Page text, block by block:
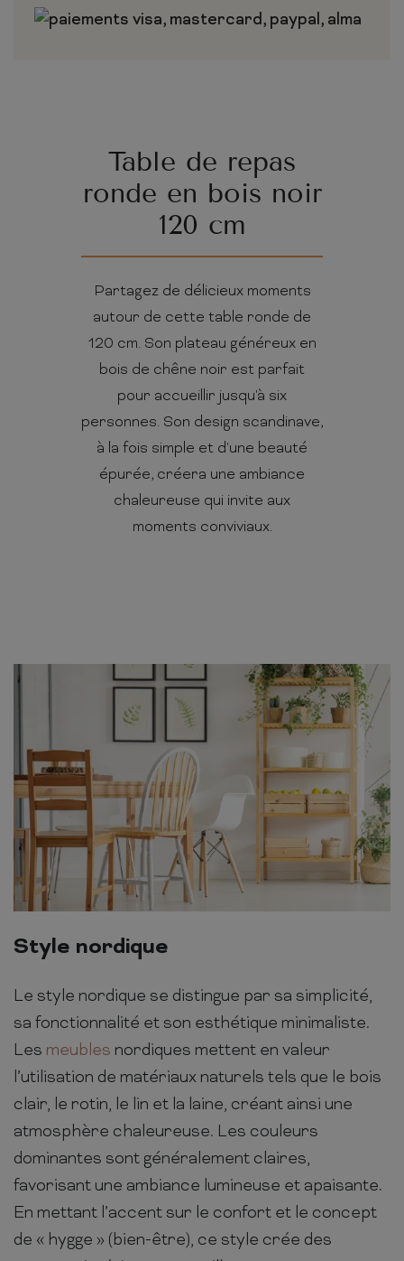
Table de repas
ronde en bois noir
120 cm
Partagez de délicieux moments
autour de cette table ronde de
120 cm. Son plateau généreux en
bois de chêne noir est parfait
pour accueillir jusqu'à six
personnes. Son design scandinave,
à la fois simple et d'une beauté
épurée, créera une ambiance
chaleureuse qui invite aux
moments conviviaux.
Style nordique
Le style nordique se distingue par sa simplicité,
sa fonctionnalité et son esthétique minimaliste.
Les meubles nordiques mettent en valeur
l’utilisation de matériaux naturels tels que le bois
clair, le rotin, le lin et la laine, créant ainsi une
atmosphère chaleureuse. Les couleurs
dominantes sont généralement claires,
favorisant une ambiance lumineuse et apaisante.
En mettant l’accent sur le confort et le concept
de « hygge » (bien-être), ce style crée des